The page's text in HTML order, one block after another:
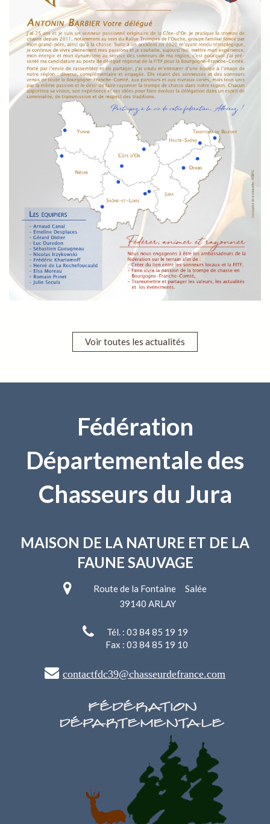
Voir toutes les actualités
Fédération
Départementale des
Chasseurs du Jura
MAISON DE LA NATURE ET DE LA
FAUNE SAUVAGE
Route de la Fontaine Salée
39140 ARLAY
Tél. : 03 84 85 19 19
Fax : 03 84 85 19 10
contactfdc39@chasseurdefrance.com